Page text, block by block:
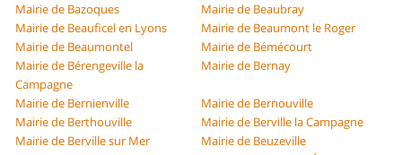
Mairie de Bazoques
Mairie de Beaubray
Mairie de Beauficel en Lyons
Mairie de Beaumont le Roger
Mairie de Beaumontel
Mairie de Bémécourt
Mairie de Bérengeville la
Campagne
Mairie de Bernay
Mairie de Bernienville
Mairie de Bernouville
Mairie de Berthouville
Mairie de Berville la Campagne
Mairie de Berville sur Mer
Mairie de Beuzeville